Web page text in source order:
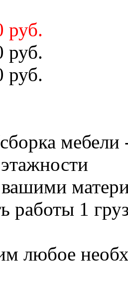
руб.
руб.
руб.
мебели
работы 1
любое